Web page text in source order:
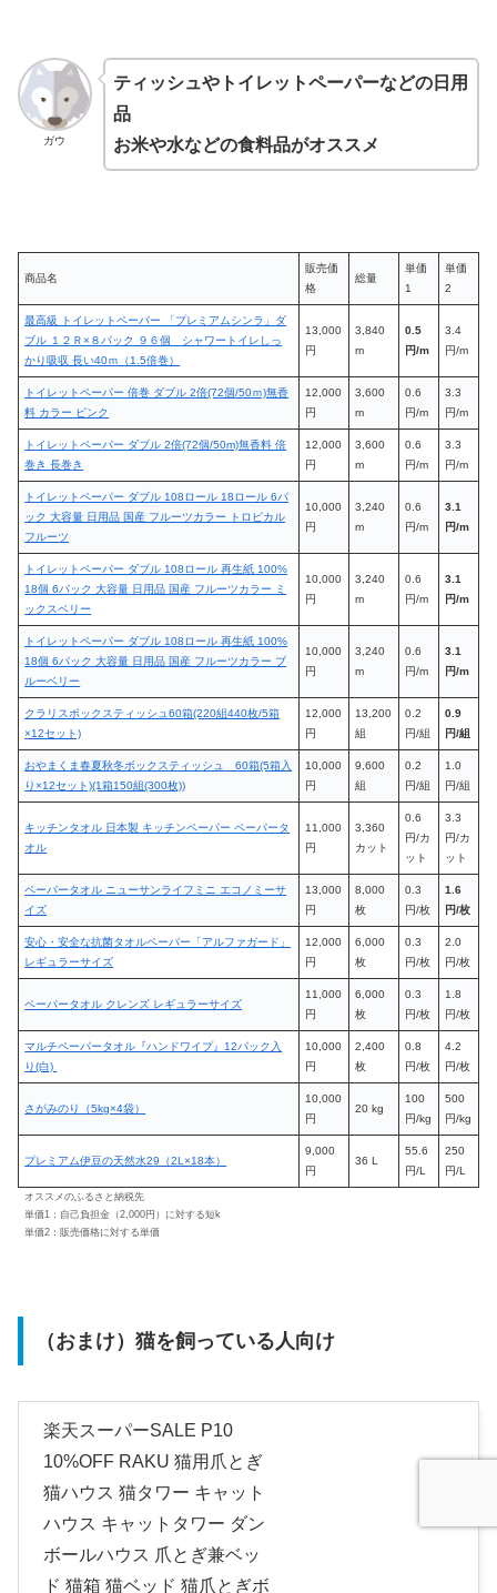
ガウ
ティッシュやトイレットペーパーなどの日用
品
お米や水などの食料品がオススメ
商品名
販売価
格
総量
単価
1
単価
2
最高級 トイレットペーパー 「プレミアムシンラ」ダ
ブル １２Ｒ×８パック ９６個 シャワートイレしっ
かり吸収 長い40ｍ（1.5倍巻）
13,000
円
3,840
m
0.5
円/m
3.4
円/m
トイレットペーパー 倍巻 ダブル 2倍(72個/50ｍ)無香
料 カラー ピンク
12,000
円
3,600
m
0.6
円/m
3.3
円/m
トイレットペーパー ダブル 2倍(72個/50m)無香料 倍
巻き 長巻き
12,000
円
3,600
m
0.6
円/m
3.3
円/m
トイレットペーパー ダブル 108ロール 18ロール 6パ
ック 大容量 日用品 国産 フルーツカラー トロピカル
フルーツ
10,000
円
3,240
m
0.6
円/m
3.1
円/m
トイレットペーパー ダブル 108ロール 再生紙 100%
18個 6パック 大容量 日用品 国産 フルーツカラー ミ
ックスベリー
10,000
円
3,240
m
0.6
円/m
3.1
円/m
トイレットペーパー ダブル 108ロール 再生紙 100%
18個 6パック 大容量 日用品 国産 フルーツカラー ブ
ルーベリー
10,000
円
3,240
m
0.6
円/m
3.1
円/m
クラリスボックスティッシュ60箱(220組440枚/5箱
×12セット)
12,000
円
13,200
組
0.2
円/組
0.9
円/組
おやまくま春夏秋冬ボックスティッシュ 60箱(5箱入
り×12セット)(1箱150組(300枚))
10,000
円
9,600
組
0.2
円/組
1.0
円/組
キッチンタオル 日本製 キッチンペーパー ペーパータ
オル
11,000
円
3,360
カット
0.6
円/カ
ット
3.3
円/カ
ット
ペーパータオル ニューサンライフミニ エコノミーサ
イズ
13,000
円
8,000
枚
0.3
円/枚
1.6
円/枚
安心・安全な抗菌タオルペーパー「アルファガード」
レギュラーサイズ
12,000
円
6,000
枚
0.3
円/枚
2.0
円/枚
ペーパータオル クレンズ レギュラーサイズ
11,000
円
6,000
枚
0.3
円/枚
1.8
円/枚
マルチペーパータオル『ハンドワイプ』12パック入
り(白)
10,000
円
2,400
枚
0.8
円/枚
4.2
円/枚
さがみのり（5kg×4袋）
10,000
円
20 kg
100
円/kg
500
円/kg
プレミアム伊豆の天然水29（2L×18本）
9,000
円
36 L
55.6
円/L
250
円/L
オススメのふるさと納税先
単価1：自己負担金（2,000円）に対する短k
単価2：販売価格に対する単価
（おまけ）猫を飼っている人向け
楽天スーパーSALE P10
10%OFF RAKU 猫用爪とぎ
猫ハウス 猫タワー キャット
ハウス キャットタワー ダン
ボールハウス 爪とぎ兼ベッ
ド 猫箱 猫ベッド 猫爪とぎボ